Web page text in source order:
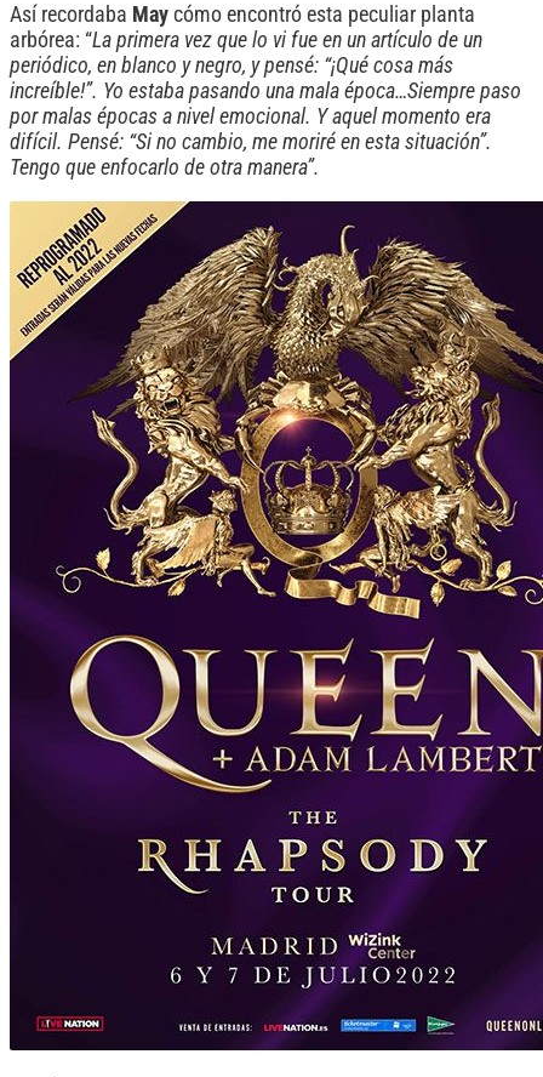
Así recordaba May cómo encontró esta peculiar planta
arbórea: “La primera vez que lo vi fue en un artículo de un
periódico, en blanco y negro, y pensé: “¡Qué cosa más
increíble!”. Yo estaba pasando una mala época…Siempre paso
por malas épocas a nivel emocional. Y aquel momento era
difícil. Pensé: “Si no cambio, me moriré en esta situación”.
Tengo que enfocarlo de otra manera”.